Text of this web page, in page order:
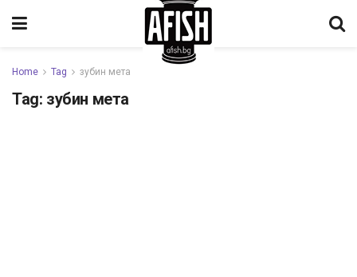
Home Tag зубин мета
Tag: зубин мета